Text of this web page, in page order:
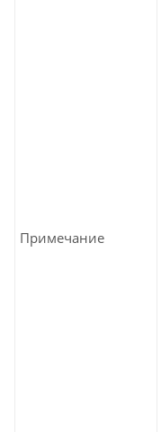
Примечание